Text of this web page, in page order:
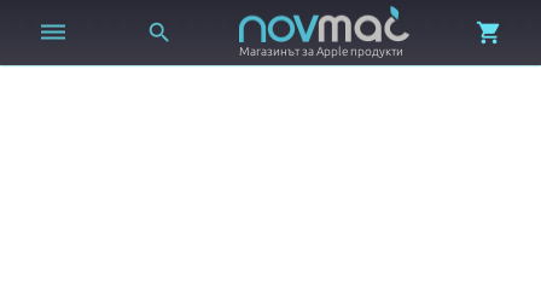
 
Магазинът за Apple продукти
